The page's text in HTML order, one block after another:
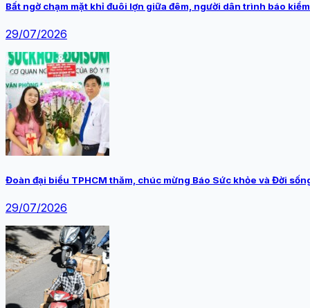
Bất ngờ chạm mặt khỉ đuôi lợn giữa đêm, người dân trình báo
29/07/2026
Đoàn đại biểu TPHCM thăm, chúc mừng Báo Sức khỏe và Đời
29/07/2026